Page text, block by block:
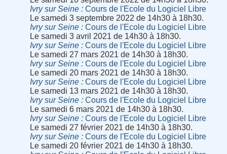
Ivry sur Seine
Cours de l'Ecole du Logiciel Libre
Le samedi 3 septembre 2022 de 14h30 à 18h30.
Ivry sur Seine
Cours de l'Ecole du Logiciel Libre
Le samedi 3 avril 2021 de 14h30 à 18h30.
Ivry sur Seine
Cours de l'Ecole du Logiciel Libre
Le samedi 27 mars 2021 de 14h30 à 18h30.
Ivry sur Seine
Cours de l'Ecole du Logiciel Libre
Le samedi 20 mars 2021 de 14h30 à 18h30.
Ivry sur Seine
Cours de l'Ecole du Logiciel Libre
Le samedi 13 mars 2021 de 14h30 à 18h30.
Ivry sur Seine
Cours de l'Ecole du Logiciel Libre
Le samedi 6 mars 2021 de 14h30 à 18h30.
Ivry sur Seine
Cours de l'Ecole du Logiciel Libre
Le samedi 27 février 2021 de 14h30 à 18h30.
Ivry sur Seine
Cours de l'Ecole du Logiciel Libre
Le samedi 20 février 2021 de 14h30 à 18h30.